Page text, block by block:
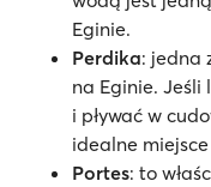
Eginie.
Perdika: jedna
na Eginie. Jeśli
i pływać w
idealne
Portes: to